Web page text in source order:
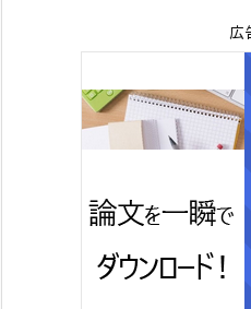
広